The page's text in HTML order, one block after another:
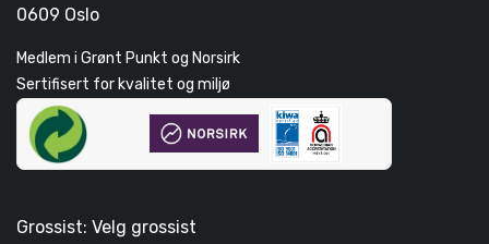
0609 Oslo
Medlem i Grønt Punkt og Norsirk
Sertifisert for kvalitet og miljø
Grossist: Velg grossist